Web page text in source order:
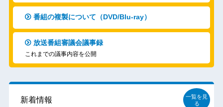
番組の複製について（DVD/Blu-ray）
放送番組審議会議事録
これまでの議事内容を公開
新着情報
一覧を見
る